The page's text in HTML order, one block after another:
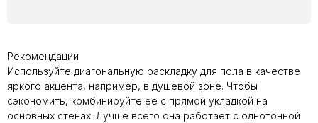
Рекомендации
Используйте диагональную раскладку для пола в качестве
яркого акцента, например, в душевой зоне. Чтобы
сэкономить, комбинируйте ее с прямой укладкой на
основных стенах. Лучше всего она работает с однотонной